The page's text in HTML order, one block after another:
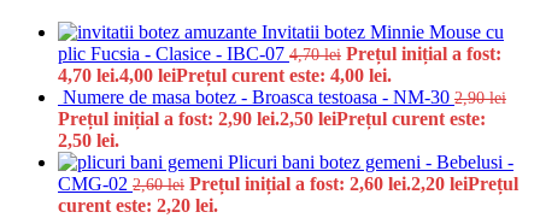
Invitatii botez Minnie Mouse cu
plic Fucsia - Clasice - IBC-07 4,70lei Prețul inițial a fost:
4,70 lei.4,00 leiPrețul curent este: 4,00 lei.
Numere de masa botez - Broasca testoasa - NM-30 2,90lei
Prețul inițial a fost: 2,90 lei.2,50 leiPrețul curent este:
2,50 lei.
Plicuri bani botez gemeni - Bebelusi -
CMG-02 2,60lei Prețul inițial a fost: 2,60 lei.2,20 leiPrețul
curent este: 2,20 lei.